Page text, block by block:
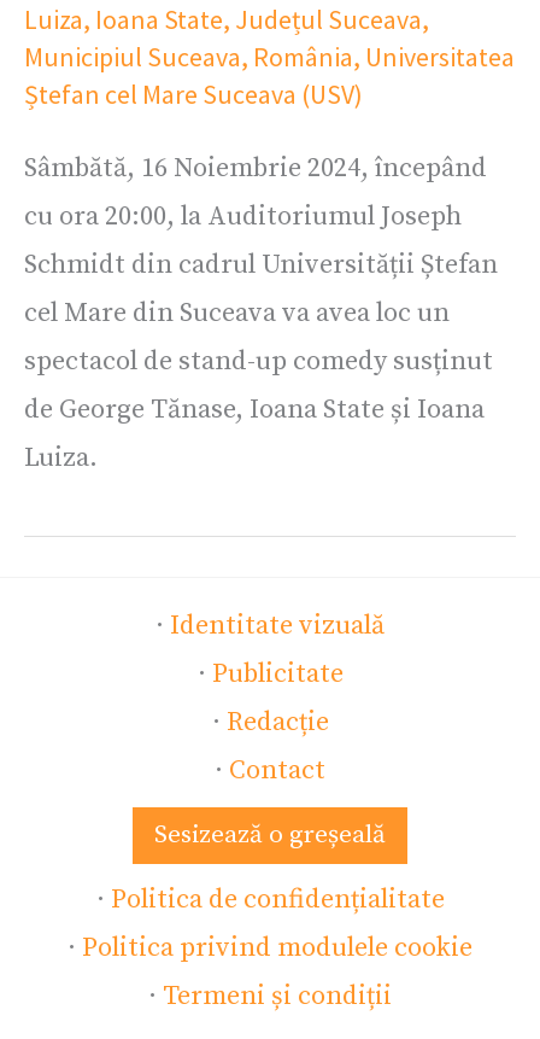
Luiza, Ioana State, Județul Suceava,
Municipiul Suceava, România, Universitatea
Ștefan cel Mare Suceava (USV)
Sâmbătă, 16 Noiembrie 2024, începând
cu ora 20:00, la Auditoriumul Joseph
Schmidt din cadrul Universității Ștefan
cel Mare din Suceava va avea loc un
spectacol de stand-up comedy susținut
de George Tănase, Ioana State și Ioana
Luiza.
· Identitate vizuală
· Publicitate
· Redacție
· Contact
Sesizează o greșeală
· Politica de confidențialitate
· Politica privind modulele cookie
· Termeni și condiții